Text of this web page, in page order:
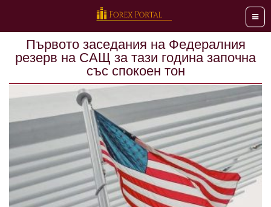
Меню
Първото заседания на Федералния
резерв на САЩ за тази година започна
със спокоен тон